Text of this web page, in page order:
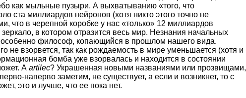
как мыльные пузыри. А выхватыванию «того, что
ста миллиардов нейронов (хотя никто этого точно не
что в черепной коробке у нас «только» 12 миллиардов
в котором отразится весь мир. Незнания начальных
особенно философ, копающийся в прошлом нашего вида.
не взорвется, так как рождаемость в мире уменьшается (хотя и
бомба уже взорвалась и находится в состоянии
А artileс? Украшенная новыми названиями или прозвищами,
наперво заметим, не существует, а если и возникнет, то с
это и лучше, что ее пока нет.